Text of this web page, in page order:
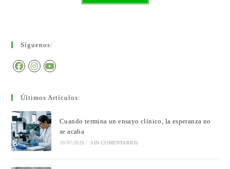
Síguenos:
Últimos Artículos:
Cuando termina un ensayo clínico, la esperanza no
se acaba
10/07/2026 / SIN COMENTARIOS